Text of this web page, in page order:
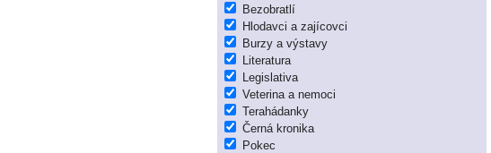
Bezobratlí
Hlodavci a zajícovci
Burzy a výstavy
Literatura
Legislativa
Veterina a nemoci
Terahádanky
Černá kronika
Pokec